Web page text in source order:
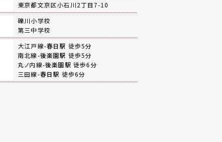
東京都文京区小石川2丁目7-10
礫川小学校
第三中学校
大江戸線-春日駅 徒歩5分
南北線-後楽園駅 徒歩5分
丸ノ内線-後楽園駅 徒歩6分
三田線-春日駅 徒歩6分